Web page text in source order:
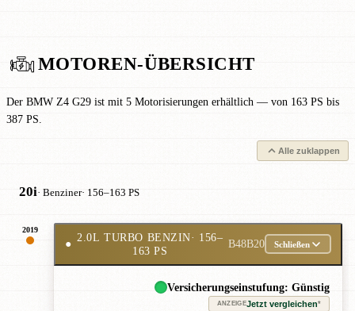
MOTOREN-ÜBERSICHT
Der BMW Z4 G29 ist mit 5 Motorisierungen erhältlich — von 163 PS bis
387 PS.
Alle zuklappen
20i· Benziner· 156–163 PS
2019
●
2.0L TURBO BENZIN· 156–
163 PS
B48B20 Schließen
Versicherungseinstufung: Günstig
ANZEIGEJetzt vergleichen*